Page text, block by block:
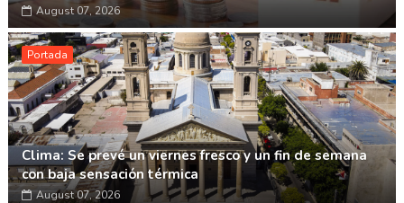
August 07, 2026
Portada
Clima: Se prevé un viernes fresco y un fin de semana
con baja sensación térmica
August 07, 2026